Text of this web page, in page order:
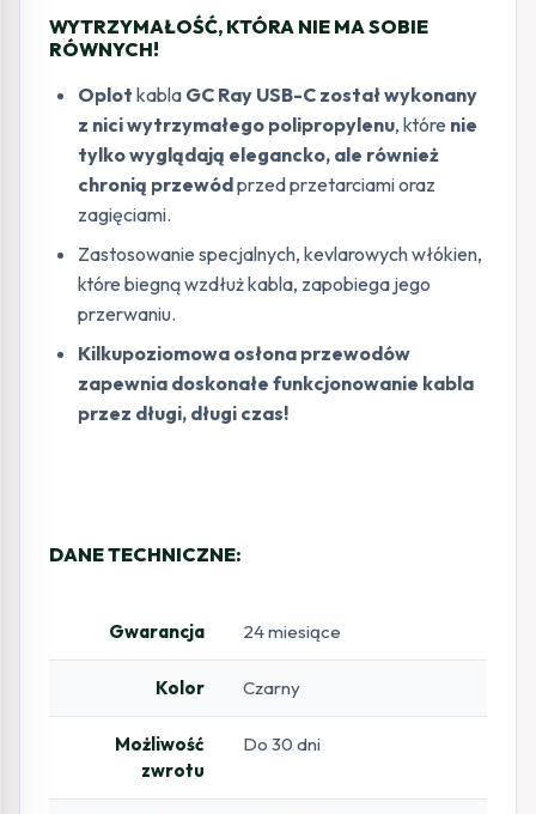
WYTRZYMAŁOŚĆ, KTÓRA NIE MA SOBIE
RÓWNYCH!
Oplot kabla GC Ray USB-C został wykonany
z nici wytrzymałego polipropylenu, które nie
tylko wyglądają elegancko, ale również
chronią przewódprzed przetarciami oraz
zagięciami.
Zastosowanie specjalnych, kevlarowych włókien,
które biegną wzdłuż kabla, zapobiega jego
przerwaniu.
Kilkupoziomowa osłona przewodów
zapewnia doskonałe funkcjonowanie kabla
przez długi, długi czas!
DANE TECHNICZNE:
Gwarancja 24 miesiące
Kolor Czarny
Możliwość
zwrotu
Do 30 dni